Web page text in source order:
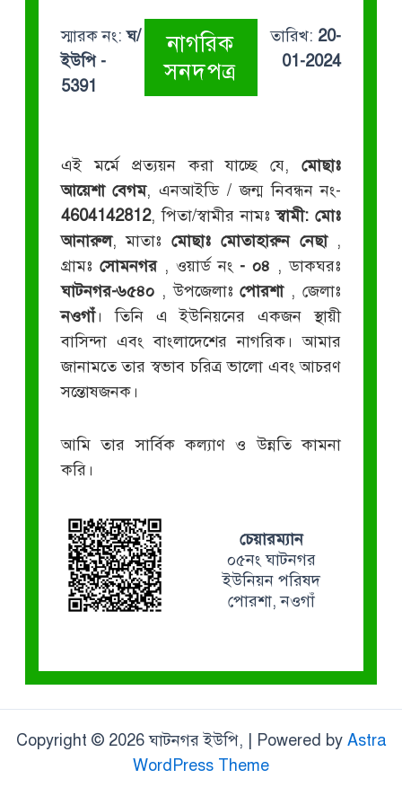
স্মারক নং:ঘ/
ইউপি -
5391
নাগরিক
সনদপত্র
তারিখ: 20-
01-2024
এই মর্মে প্রত্যয়ন করা যাচ্ছে যে,মোছাঃ
আয়েশা বেগম, এনআইডি / জন্ম নিবন্ধন নং-
4604142812, পিতা/স্বামীর নামঃস্বামী: মোঃ
আনারুল, মাতাঃমোছাঃ মোতাহারুন নেছা ,
গ্রামঃ সোমনগর , ওয়ার্ড নং - ০৪ , ডাকঘরঃ
ঘাটনগর-৬৫৪০ , উপজেলাঃপোরশা , জেলাঃ
নওগাঁ। তিনি এ ইউনিয়নের একজন স্থায়ী
বাসিন্দা এবং বাংলাদেশের নাগরিক। আমার
জানামতে তার স্বভাব চরিত্র ভালো এবং আচরণ
সন্তোষজনক।
আমি তার সার্বিক কল্যাণ ও উন্নতি কামনা
করি।
চেয়ারম্যান
০৫নং ঘাটনগর
ইউনিয়ন পরিষদ
পোরশা, নওগাঁ
Copyright © 2026 ঘাটনগর ইউপি, | Powered by Astra
WordPress Theme